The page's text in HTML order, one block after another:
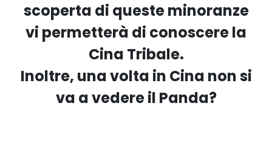
scoperta di queste minoranze
vi permetterà di conoscere la
Cina Tribale.
Inoltre, una volta in Cina non si
va a vedere il Panda?